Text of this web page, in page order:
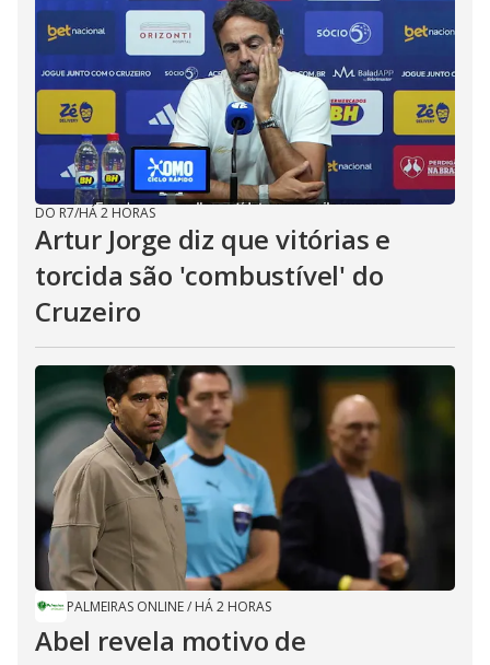
DO R7/HÁ 2 HORAS
Artur Jorge diz que vitórias e
torcida são 'combustível' do
Cruzeiro
PALMEIRAS ONLINE/ HÁ 2 HORAS
Abel revela motivo de